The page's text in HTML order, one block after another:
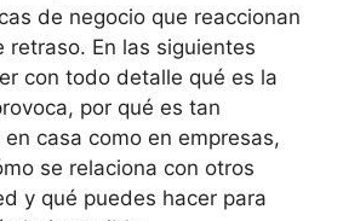
de negocio que reaccionan
retraso. En las siguientes
con todo detalle qué es la
por qué es tan
casa como en empresas,
se relaciona con otros
y qué puedes hacer para